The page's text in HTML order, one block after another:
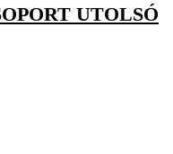
UTOLSÓ